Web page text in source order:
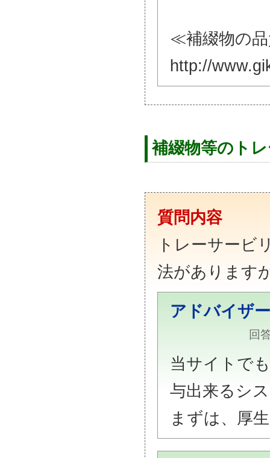
≪補綴物の
http://
補綴物等のト
質問内容
トレーサービ
法があります
アドバイザー
回
当サイトで
与出来るシ
まずは、厚